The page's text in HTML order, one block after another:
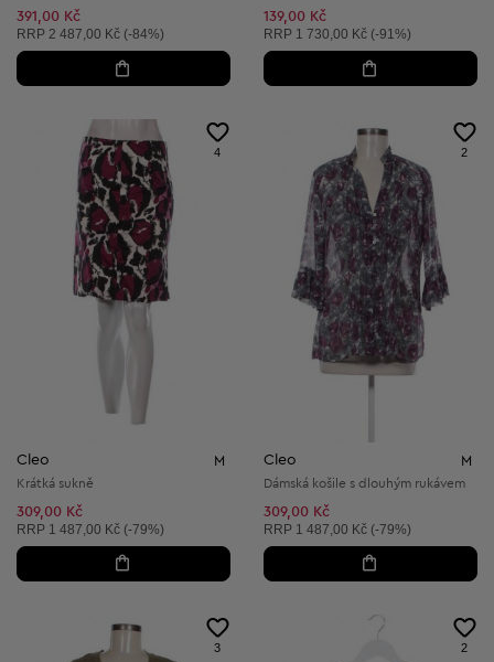
391,00 Kč
Doporučená cena:
RRP 2 487,00 Kč (-84%)
139,00 Kč
Doporučená cena:
RRP 1 730,00 Kč (-91%)
4
Cleo M
Krátká sukně
309,00 Kč
Doporučená cena:
RRP 1 487,00 Kč (-79%)
2
Cleo M
Dámská košile s dlouhým rukávem
309,00 Kč
Doporučená cena:
RRP 1 487,00 Kč (-79%)
3 2